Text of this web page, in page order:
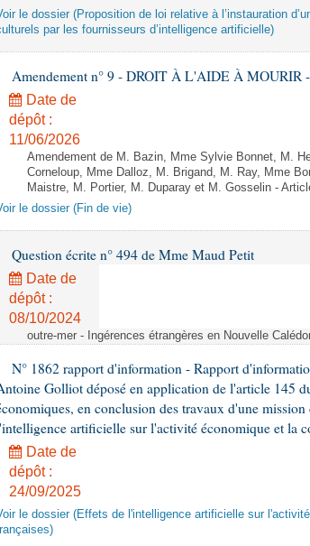
le dossier (Proposition de loi relative à l’instauration
par les fournisseurs d’intelligence artificielle)
Amendement n° 9 - DROIT À L'AIDE À MOURIR
Date de
dépôt :
11/06/2026
Amendement de M. Bazin, Mme Sylvie Bonnet, M.
Corneloup, Mme Dalloz, M. Brigand, M. Ray, Mme
Maistre, M. Portier, M. Duparay et M. Gosselin -
le dossier (Fin de vie)
Question écrite n° 494 de Mme Maud Petit
Date de
dépôt :
08/10/2024
outre-mer - Ingérences étrangères en Nouvelle
N° 1862 rapport d'information - Rapport
Golliot déposé en application de l'article 145
en conclusion des travaux d'une
artificielle sur l'activité économique et la
Date de
dépôt :
24/09/2025
le dossier (Effets de l'intelligence artificielle sur